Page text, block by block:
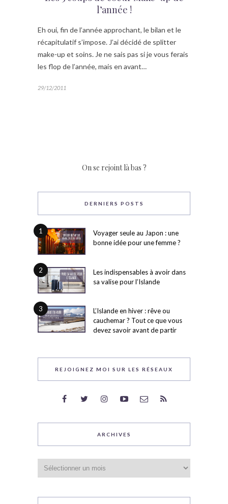
l’année !
Eh oui, fin de l’année approchant, le bilan et le
récapitulatif s’impose. J’ai décidé de splitter
make-up et soins. Je ne sais pas si je vous ferais
les flop de l’année, mais en avant…
29/12/2011
On se rejoint là bas ?
DERNIERS POSTS
1
Voyager seule au Japon : une
bonne idée pour une femme ?
2
Les indispensables à avoir dans
sa valise pour l’Islande
3
L’Islande en hiver : rêve ou
cauchemar ? Tout ce que vous
devez savoir avant de partir
REJOIGNEZ MOI SUR LES RÉSEAUX
ARCHIVES